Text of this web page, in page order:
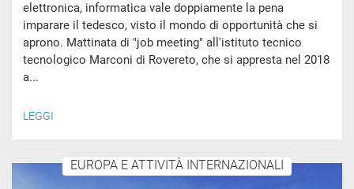
elettronica, informatica vale doppiamente la pena
imparare il tedesco, visto il mondo di opportunità che si
aprono. Mattinata di "job meeting" all'istituto tecnico
tecnologico Marconi di Rovereto, che si appresta nel 2018
a...
LEGGI
EUROPA E ATTIVITÀ INTERNAZIONALI